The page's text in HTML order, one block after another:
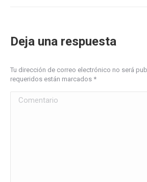
Deja una respuesta
Tu dirección de correo electrónico no será
requeridos están marcados *
Comentario